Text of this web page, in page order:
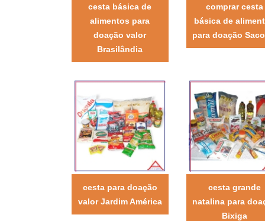
cesta básica de
alimentos para
doação valor
Brasilândia
comprar cesta
básica de
para doação
cesta para doação
valor Jardim América
cesta grande
natalina para
Bixiga